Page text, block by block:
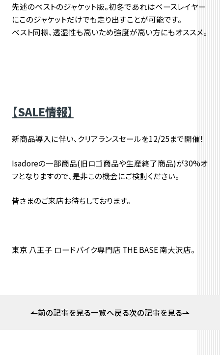
先述のベストのジャケット版。初冬であれはベースレイヤー
にこのジャケットだけでも走り出すことが可能です。
ベスト同様、透湿性も高いため強度が高い方にもオススメ。
【SALE情報】
新商品導入に伴い、クリアランスセールを12/25まで開催！
Isadoreの一部商品(旧ロゴ商品や生産終了商品)が30%オ
フとなりますので、是非この機会にご検討ください。
皆さまのご来店お待ちしております。
東京 八王子 ロードバイク専門店 THE BASE 南大沢店。
前の記事を見る一覧へ戻る次の記事を見る